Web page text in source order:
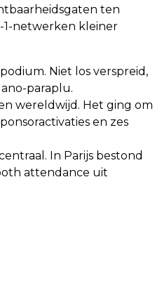
ten
1-netwerken kleiner
Niet los verspreid,
paraplu.
wereldwijd. Het ging om
en zes
In Parijs bestond
attendance uit